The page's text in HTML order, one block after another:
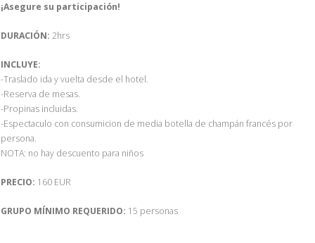
¡Asegure su participación!
DURACIÓN: 2hrs
INCLUYE:
-Traslado ida y vuelta desde el hotel.
-Reserva de mesas.
-Propinas incluidas.
-Espectaculo con consumicion de media botella de champán francés por
persona.
NOTA: no hay descuento para niños
PRECIO: 160 EUR
GRUPO MÍNIMO REQUERIDO: 15 personas